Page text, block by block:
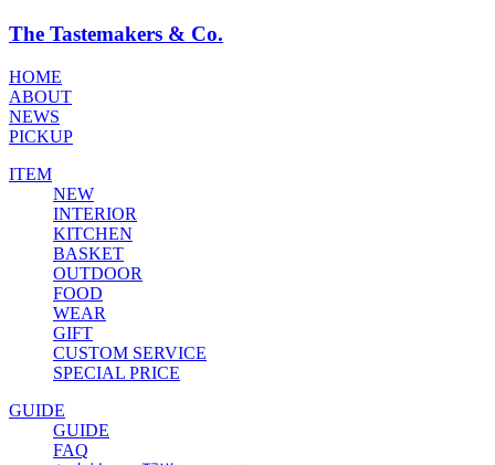
The Tastemakers & Co.
HOME
ABOUT
NEWS
PICKUP
ITEM
NEW
INTERIOR
KITCHEN
BASKET
OUTDOOR
FOOD
WEAR
GIFT
CUSTOM SERVICE
SPECIAL PRICE
GUIDE
GUIDE
FAQ